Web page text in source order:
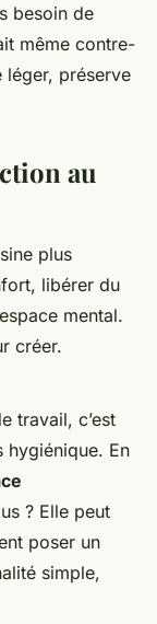
besoin de
même contre-
léger, préserve
au
plus
libérer du
mental.
créer.
travail, c’est
hygiénique. En
? Elle peut
poser un
simple,